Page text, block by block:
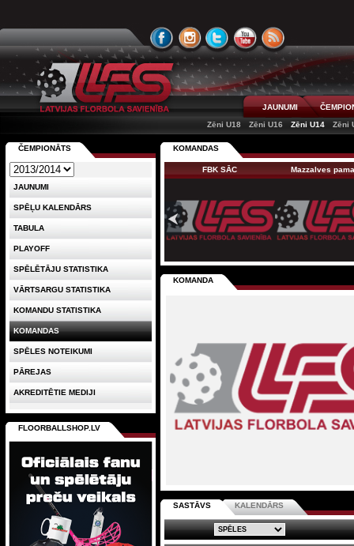
JAUNUMI
Zēni U18
Zēni U16 Zēni U14 Zēni
KOMANDAS
FBK SĀC Mazzalves
KOMANDA
SASTĀVS KALENDĀRS
ČEMPIONĀTS
JAUNUMI
SPĒĻU KALENDĀRS
TABULA
PLAYOFF
SPĒLĒTĀJU STATISTIKA
VĀRTSARGU STATISTIKA
KOMANDU STATISTIKA
KOMANDAS
SPĒLES NOTEIKUMI
PĀREJAS
AKREDITĒTIE MEDIJI
FLOORBALLSHOP.LV